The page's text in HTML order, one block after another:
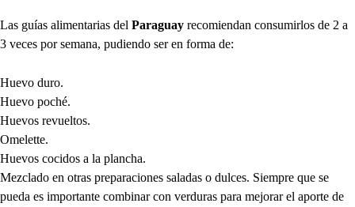
Las guías alimentarias del Paraguay recomiendan consumirlos de 2 a
3 veces por semana, pudiendo ser en forma de:
Huevo duro.
Huevo poché.
Huevos revueltos.
Omelette.
Huevos cocidos a la plancha.
Mezclado en otras preparaciones saladas o dulces. Siempre que se
pueda es importante combinar con verduras para mejorar el aporte de